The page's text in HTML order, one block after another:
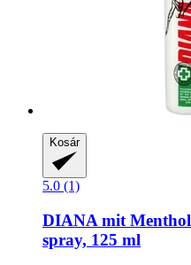
Kosár
5.0 (1)
DIANA mit Menthol
spray, 125 ml